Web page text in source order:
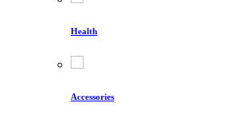
Health
Accessories